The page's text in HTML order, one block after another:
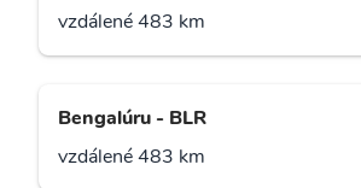
vzdálené 483 km
Bengalúru - BLR
vzdálené 483 km